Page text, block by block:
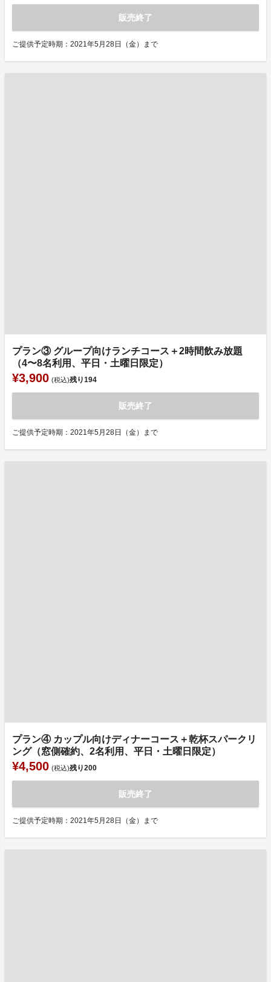
販売終了
ご提供予定時期：2021年5月28日（金）まで
プラン③ グループ向けランチコース＋2時間飲み放題
（4〜8名利用、平日・土曜日限定）
¥3,900 (税込)残り194
販売終了
ご提供予定時期：2021年5月28日（金）まで
プラン④ カップル向けディナーコース＋乾杯スパークリ
ング（窓側確約、2名利用、平日・土曜日限定）
¥4,500 (税込)残り200
販売終了
ご提供予定時期：2021年5月28日（金）まで